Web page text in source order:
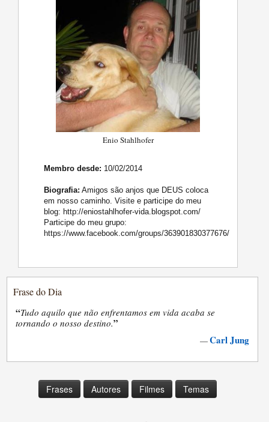
Enio Stahlhofer
Membro desde: 10/02/2014
Biografia: Amigos são anjos que DEUS coloca
em nosso caminho. Visite e participe do meu
blog: http://eniostahlhofer-vida.blogspot.com/
Participe do meu grupo:
https://www.facebook.com/groups/363901830377676/
Frase do Dia
“Tudo aquilo que não enfrentamos em vida acaba se
tornando o nosso destino.”
—Carl Jung
Frases Autores Filmes Temas